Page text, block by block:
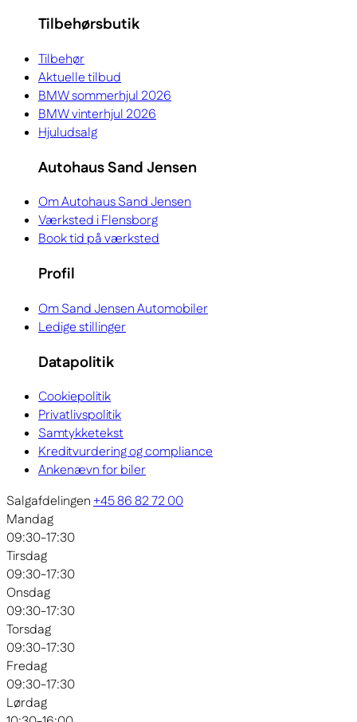
Tilbehørsbutik
Tilbehør
Aktuelle tilbud
BMW sommerhjul 2026
BMW vinterhjul 2026
Hjuludsalg
Autohaus Sand Jensen
Om Autohaus Sand Jensen
Værksted i Flensborg
Book tid på værksted
Profil
Om Sand Jensen Automobiler
Ledige stillinger
Datapolitik
Cookiepolitik
Privatlivspolitik
Samtykketekst
Kreditvurdering og compliance
Ankenævn for biler
Salgafdelingen+45 86 82 72 00
Mandag
09:30-17:30
Tirsdag
09:30-17:30
Onsdag
09:30-17:30
Torsdag
09:30-17:30
Fredag
09:30-17:30
Lørdag